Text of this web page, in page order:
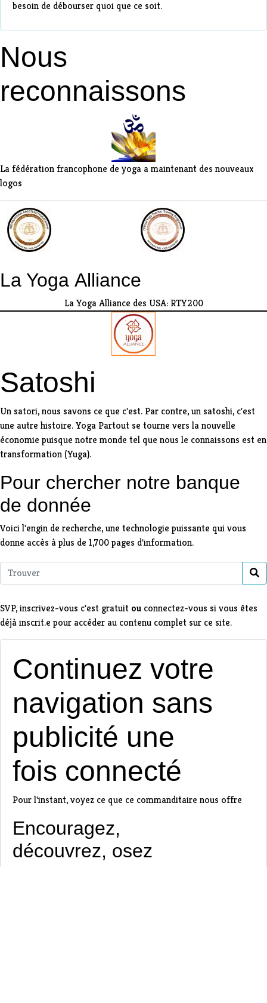
besoin de débourser quoi que ce soit.
Nous
reconnaissons
La fédération francophone de yoga a maintenant des nouveaux
logos
La Yoga Alliance
La Yoga Alliance des USA: RTY200
Satoshi
Unsatori, nous savons ce que c'est. Par contre, un satoshi, c'est
une autre histoire. Yoga Partout se tourne vers la nouvelle
économie puisque notre monde tel que nous le connaissons est en
transformation (Yuga).
Pour chercher notre banque
de donnée
Voici l'engin de recherche, une technologie puissante qui vous
donne accès à plus de 1,700 pages d'information.
Find
SVP,inscrivez-vous c'est gratuit ou connectez-vous si vous êtes
déjà inscrit.e pour accéder au contenu complet sur ce site.
Continuez votre
navigation sans
publicité une
fois connecté
Pour l'instant, voyez ce que ce commanditaire nous offre
Encouragez,
découvrez, osez